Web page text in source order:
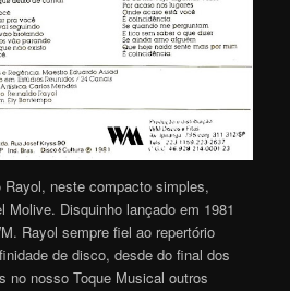
neste compacto simples,
Molive. Disquinho lançado em 1981
Rayol sempre fiel ao repertório
de disco, desde do final dos
no nosso Toque Musical outros